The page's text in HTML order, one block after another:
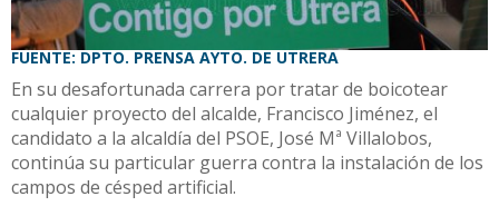
FUENTE: DPTO. PRENSA AYTO. DE UTRERA
En su desafortunada carrera por tratar de boicotear
cualquier proyecto del alcalde, Francisco Jiménez, el
candidato a la alcaldía del PSOE, José Mª Villalobos,
continúa su particular guerra contra la instalación de los
campos de césped artificial.